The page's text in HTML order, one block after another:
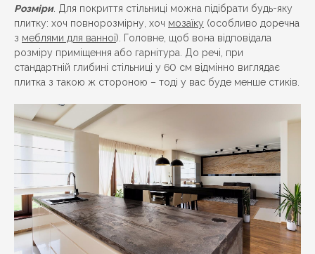
Розміри. Для покриття стільниці можна підібрати будь-яку
плитку: хоч повнорозмірну, хоч мозаїку (особливо доречна
з меблями для ванної). Головне, щоб вона відповідала
розміру приміщення або гарнітура. До речі, при
стандартній глибині стільниці у 60 см відмінно виглядає
плитка з такою ж стороною – тоді у вас буде менше стиків.